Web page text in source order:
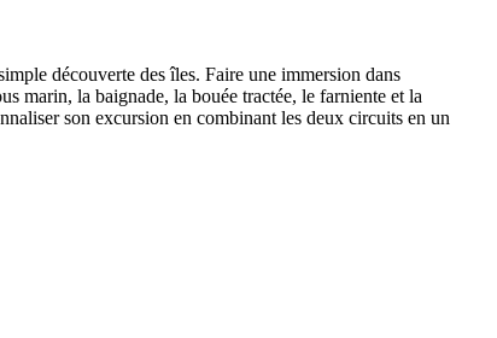
découverte des îles. Faire une immersion dans
marin, la baignade, la bouée tractée, le farniente et la
son excursion en combinant les deux circuits en un